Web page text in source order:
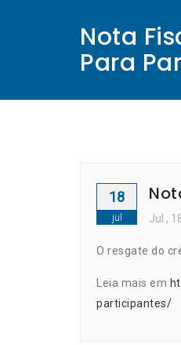
Nota
Para
18
jul Jul ,
O resgate do
Leia mais em
participantes/